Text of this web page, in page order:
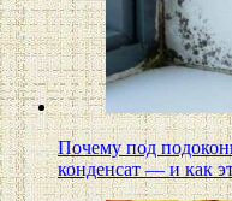
Почему под
конденсат — и как